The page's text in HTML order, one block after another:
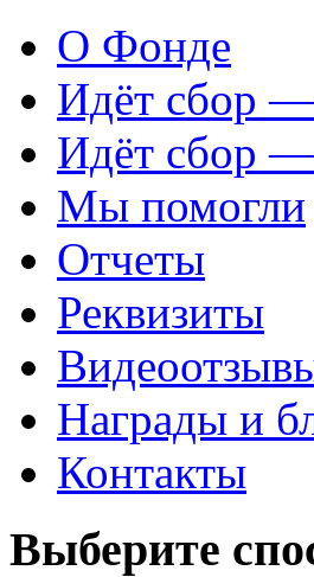
О Фонде
Идёт сбор
Идёт сбор
Мы помогли
Отчеты
Реквизиты
Награды и
Контакты
Выберите